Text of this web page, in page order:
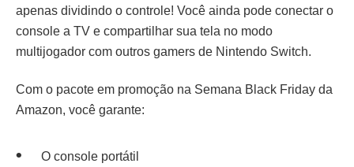
apenas dividindo o controle! Você ainda pode conectar o
console a TV e compartilhar sua tela no modo
multijogador com outros gamers de Nintendo Switch.
Com o pacote em promoção na Semana Black Friday da
Amazon, você garante:
O console portátil